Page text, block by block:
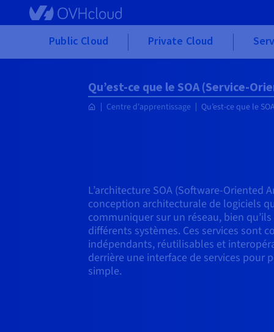
Skip to main content
Public Cloud Private Cloud
Qu’est-ce que le SOA (Service-
Centre d'apprentissage Qu’est-ce que le
L’architecture SOA (Software-Oriented
conception architecturale de logiciels
communiquer sur un réseau, bien
différents systèmes. Ces services sont
indépendants, réutilisables et
derrière une interface de services pour
simple.